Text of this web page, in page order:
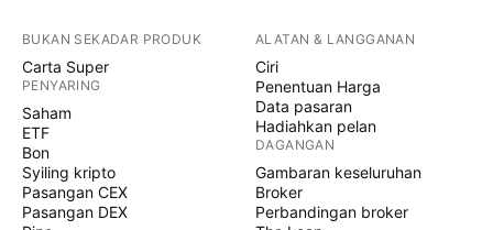
BUKAN SEKADAR PRODUK
Carta Super
PENYARING
Saham
ETF
Bon
Syiling kripto
Pasangan CEX
Pasangan DEX
ALATAN & LANGGANAN
Ciri
Penentuan Harga
Data pasaran
Hadiahkan pelan
DAGANGAN
Gambaran keseluruhan
Broker
Perbandingan broker